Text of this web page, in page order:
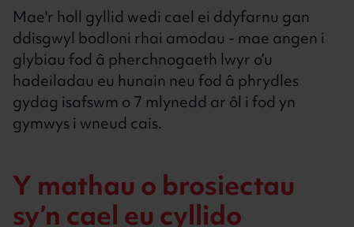
Mae'r holl gyllid wedi cael ei ddyfarnu gan
ddisgwyl bodloni rhai amodau - mae angen i
glybiau fod â pherchnogaeth lwyr o’u
hadeiladau eu hunain neu fod â phrydles
gydag isafswm o 7 mlynedd ar ôl i fod yn
gymwys i wneud cais.
Y mathau o brosiectau